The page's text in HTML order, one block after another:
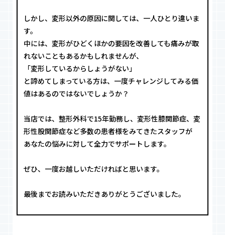
しかし、変形以外の原因に関しては、一人ひとり違いま
す。
中には、変形がひどくほかの要因を改善しても痛みが取
れないこともあるかもしれませんが、
「変形しているからしょうがない」
と諦めてしまっている方は、一度チャレンジしてみる価
値はあるのではないでしょうか？
当店では、整形外科で15年勤務し、変形性膝関節症、変
形性股関節症など多数の患者様をみてきたスタッフが
あなたの悩みに対して全力でサポートします。
ぜひ、一度お越しいただければと思います。
最後までお読みいただきありがとうございました。